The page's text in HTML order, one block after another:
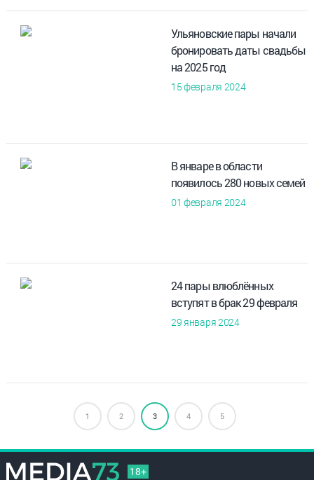
Ульяновские пары начали
бронировать даты свадьбы
на 2025 год
15 февраля 2024
В январе в области
появилось 280 новых семей
01 февраля 2024
24 пары влюблённых
вступят в брак 29 февраля
29 января 2024
1 2 3 4 5
18+